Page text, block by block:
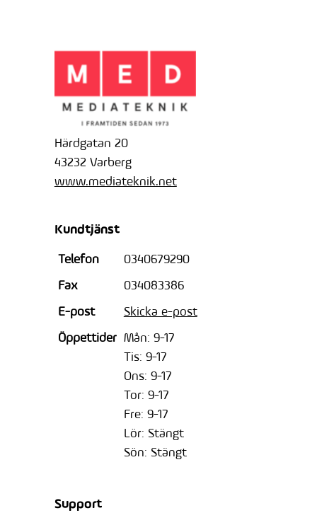
Härdgatan 20
43232 Varberg
www.mediateknik.net
Kundtjänst
Telefon
0340679290
Fax
034083386
E-post
Skicka e-post
Öppettider Mån: 9-17
Tis: 9-17
Ons: 9-17
Tor: 9-17
Fre: 9-17
Lör: Stängt
Sön: Stängt
Support